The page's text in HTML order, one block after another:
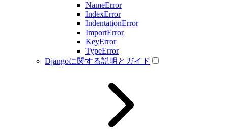
NameError
IndexError
IndentationError
ImportError
KeyError
TypeError
Djangoに関する説明とガイド